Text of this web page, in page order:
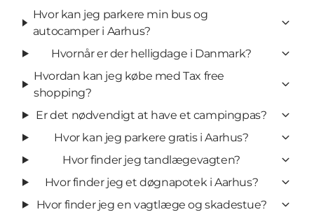
Hvor kan jeg parkere min bus og
autocamper i Aarhus?
Hvornår er der helligdage i Danmark?
Hvordan kan jeg købe med Tax free
shopping?
Er det nødvendigt at have et campingpas?
Hvor kan jeg parkere gratis i Aarhus?
Hvor finder jeg tandlægevagten?
Hvor finder jeg et døgnapotek i Aarhus?
Hvor finder jeg en vagtlæge og skadestue?